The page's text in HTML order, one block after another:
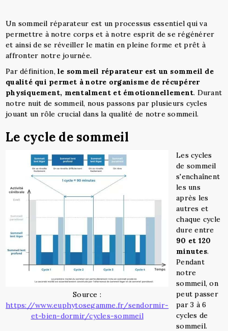
Un sommeil réparateur est un processus essentiel qui va
permettre à notre corps et à notre esprit de se régénérer
et ainsi de se réveiller le matin en pleine forme et prêt à
affronter notre journée.
Par définition,le sommeil réparateur est un sommeil de
qualité qui permet à notre organisme de récupérer
physiquement, mentalment et émotionnellement. Durant
notre nuit de sommeil, nous passons par plusieurs cycles
jouant un rôle crucial dans la qualité de notre sommeil.
Le cycle de sommeil
Source :
https://www.euphytosegamme.fr/sendormir-
et-bien-dormir/cycles-sommeil
Les cycles
de sommeil
s'enchaînent
les uns
après les
autres et
chaque cycle
dure entre
90 et 120
minutes.
Pendant
notre
sommeil, on
peut passer
par 3 à 6
cycles de
sommeil.